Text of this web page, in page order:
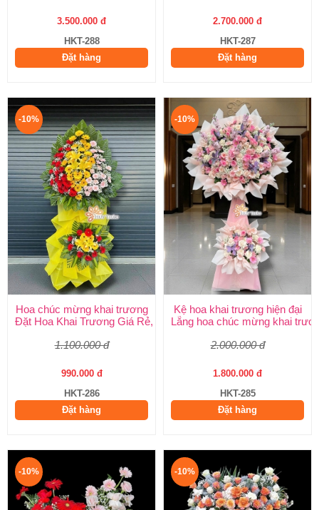
3.500.000 đ
HKT-288
Đặt hàng
2.700.000 đ
HKT-287
Đặt hàng
-10%
Hoa chúc mừng khai trương
Đặt Hoa Khai Trương Giá Rẻ, Đẹp Sang Trọng – Shop Hoa Khai
1.100.000 đ
990.000 đ
HKT-286
Đặt hàng
-10%
Kệ hoa khai trương hiện đại
Lẵng hoa chúc mừng khai
2.000.000 đ
1.800.000 đ
HKT-285
Đặt hàng
-10% -10%